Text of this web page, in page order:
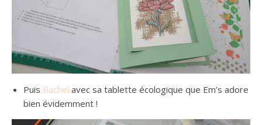
Puis Rachel avec sa tablette écologique que Em’s adore
bien évidemment !